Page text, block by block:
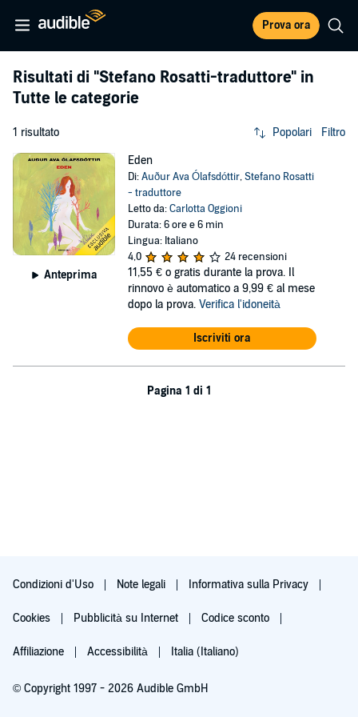
Prova ora
Risultati di "Stefano Rosatti-traduttore" in
Tutte le categorie
1 risultato Popolari Filtro
Anteprima
Eden
Di:Auður Ava Ólafsdóttir,Stefano Rosatti
- traduttore
Letto da:Carlotta Oggioni
Durata: 6 ore e 6 min
Lingua: Italiano
4,0
24 recensioni
11,55 € o gratis durante la prova. Il
rinnovo è automatico a 9,99 € al mese
dopo la prova. Verifica l'idoneità
Iscriviti ora
Pagina 1 di 1
Condizioni d'Uso Note legali Informativa sulla Privacy
Cookies Pubblicità su Internet Codice sconto
Affiliazione Accessibilità Italia (Italiano)
© Copyright 1997 - 2026 Audible GmbH